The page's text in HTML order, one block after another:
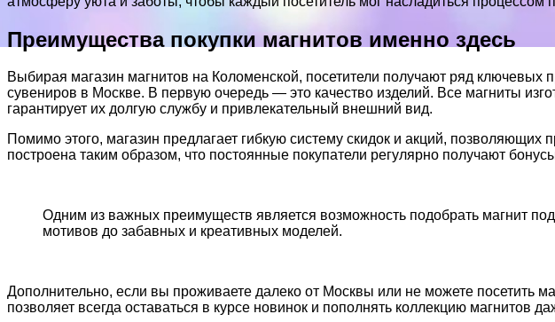
Преимущества покупки магнитов именно здесь
Выбирая магазин магнитов на Коломенской, посетители получают ряд ключевых
сувениров в Москве. В первую очередь — это качество изделий. Все магниты
гарантирует их долгую службу и привлекательный внешний вид.
Помимо этого, магазин предлагает гибкую систему скидок и акций,
построена таким образом, что постоянные покупатели регулярно получают
Одним из важных преимуществ является возможность подобрать магнит
мотивов до забавных и креативных моделей.
Дополнительно, если вы проживаете далеко от Москвы или не можете посетить
позволяет всегда оставаться в курсе новинок и пополнять коллекцию магнитов